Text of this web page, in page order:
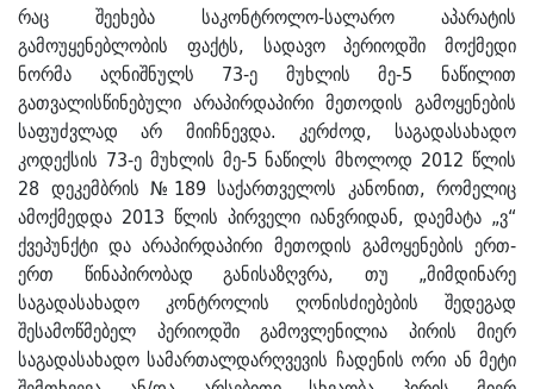
რაც შეეხება საკონტროლო-სალარო აპარატის
გამოუყენებლობის ფაქტს, სადავო პერიოდში მოქმედი
ნორმა აღნიშნულს 73-ე მუხლის მე-5 ნაწილით
გათვალისწინებული არაპირდაპირი მეთოდის გამოყენების
საფუძვლად არ მიიჩნევდა. კერძოდ, საგადასახადო
კოდექსის 73-ე მუხლის მე-5 ნაწილს მხოლოდ 2012 წლის
28 დეკემბრის №189 საქართველოს კანონით, რომელიც
ამოქმედდა 2013 წლის პირველი იანვრიდან, დაემატა „ვ“
ქვეპუნქტი და არაპირდაპირი მეთოდის გამოყენების ერთ-
ერთ წინაპირობად განისაზღვრა, თუ „მიმდინარე
საგადასახადო კონტროლის ღონისძიებების შედეგად
შესამოწმებელ პერიოდში გამოვლენილია პირის მიერ
საგადასახადო სამართალდარღვევის ჩადენის ორი ან მეტი